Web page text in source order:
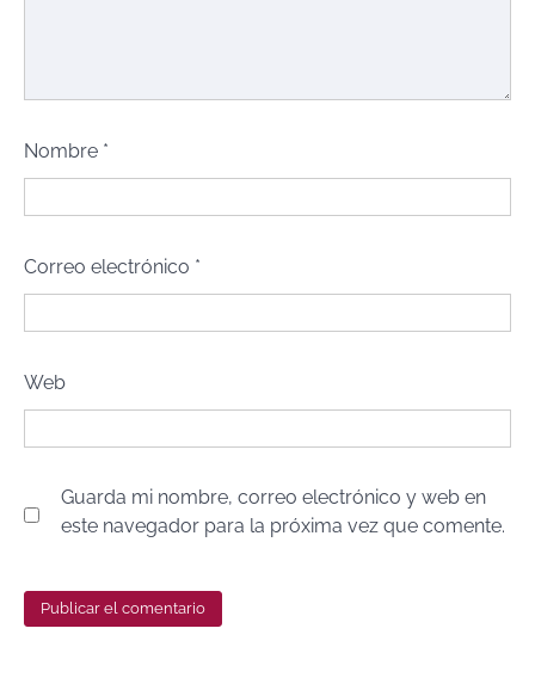
Nombre *
Correo electrónico *
Web
Guarda mi nombre, correo electrónico y web en
este navegador para la próxima vez que comente.